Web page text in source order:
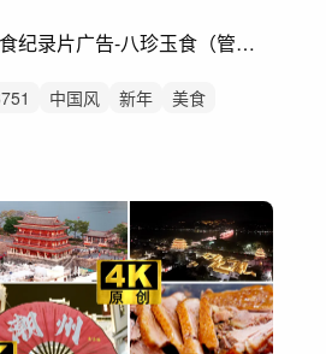
国风美食纪录片广告-八珍玉食（管弦、民乐）
中国风 新年
美食